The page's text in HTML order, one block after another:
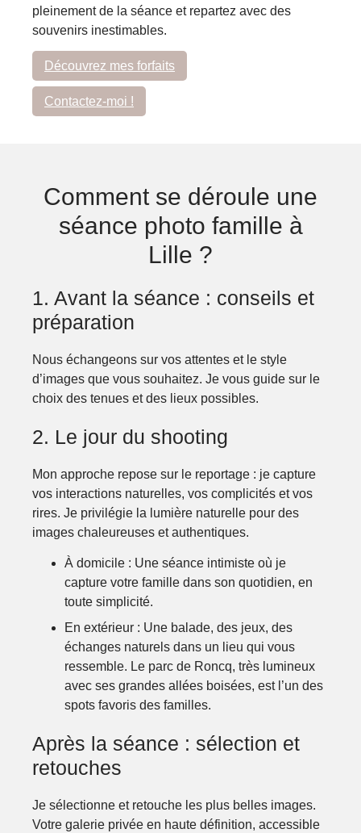
pleinement de la séance et repartez avec des
souvenirs inestimables.
Découvrez mes forfaits
Contactez-moi !
Comment se déroule une
séance photo famille à
Lille ?
1. Avant la séance : conseils et
préparation
Nous échangeons sur vos attentes et le style
d’images que vous souhaitez. Je vous guide sur le
choix des tenues et des lieux possibles.
2. Le jour du shooting
Mon approche repose sur le reportage : je capture
vos interactions naturelles, vos complicités et vos
rires. Je privilégie la lumière naturelle pour des
images chaleureuses et authentiques.
À domicile : Une séance intimiste où je
capture votre famille dans son quotidien, en
toute simplicité.
En extérieur : Une balade, des jeux, des
échanges naturels dans un lieu qui vous
ressemble. Le parc de Roncq, très lumineux
avec ses grandes allées boisées, est l’un des
spots favoris des familles.
Après la séance : sélection et
retouches
Je sélectionne et retouche les plus belles images.
Votre galerie privée en haute définition, accessible